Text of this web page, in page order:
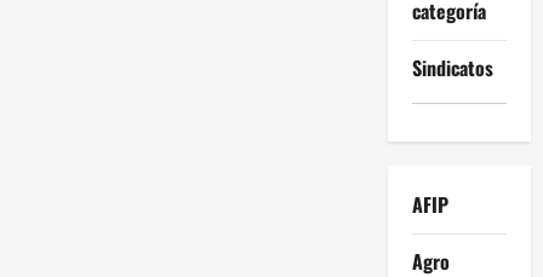
categoría
Sindicatos
AFIP
Agro